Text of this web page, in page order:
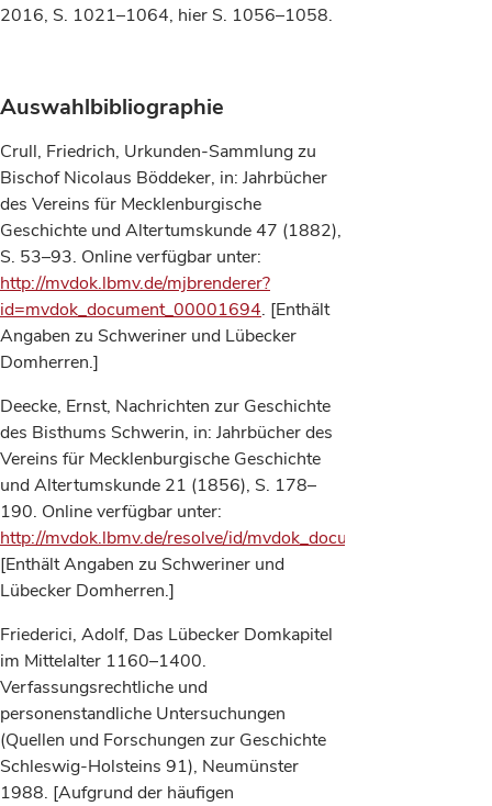
2016, S. 1021–1064, hier S. 1056–1058.
Auswahlbibliographie
Crull, Friedrich, Urkunden-Sammlung zu
Bischof Nicolaus Böddeker, in: Jahrbücher
des Vereins für Mecklenburgische
Geschichte und Altertumskunde 47 (1882),
S. 53–93. Online verfügbar unter:
http://mvdok.lbmv.de/mjbrenderer?
id=mvdok_document_00001694. [Enthält
Angaben zu Schweriner und Lübecker
Domherren.]
Deecke, Ernst, Nachrichten zur Geschichte
des Bisthums Schwerin, in: Jahrbücher des
Vereins für Mecklenburgische Geschichte
und Altertumskunde 21 (1856), S. 178–
190. Online verfügbar unter:
http://mvdok.lbmv.de/resolve/id/mvdok_document_00001485
[Enthält Angaben zu Schweriner und
Lübecker Domherren.]
Friederici, Adolf, Das Lübecker Domkapitel
im Mittelalter 1160–1400.
Verfassungsrechtliche und
personenstandliche Untersuchungen
(Quellen und Forschungen zur Geschichte
Schleswig-Holsteins 91), Neumünster
1988. [Aufgrund der häufigen